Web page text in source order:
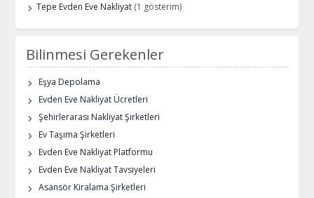
Tepe Evden Eve Nakliyat (1 gösterim)
Bilinmesi Gerekenler
Eşya Depolama
Evden Eve Nakliyat Ücretleri
Şehirlerarası Nakliyat Şirketleri
Ev Taşıma Şirketleri
Evden Eve Nakliyat Platformu
Evden Eve Nakliyat Tavsiyeleri
Asansör Kiralama Şirketleri